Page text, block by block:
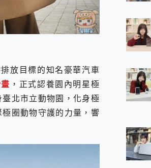
儲存方案登場，趕快來AGI亞奇雷挑戰任
5合1 磁吸無線急速行動電源 開箱
的旅行夥伴！帶給您優異的安全性與強
27型」 4K IPS 輕薄商用智慧
搞定 ONPRO MagReact™ M3 3 in 1可
戴! 超穩超服貼，音質、通話也很優質
子篩洗脫烘 AI 滾筒洗衣機
Station 掌機專屬擴充底座 開箱 評測
盒 開箱 評測
人聲 音樂分離 2024 消除人聲推薦
人 Now飛人 ios教學 不出門也可以到處走
放目標的知名豪華汽車
，正式認養園內明星極
北市立動物園，化身極
圈動物守護的力量，響